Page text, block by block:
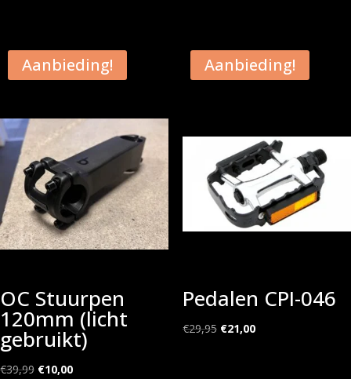
Aanbieding!
OC Stuurpen
120mm (licht
gebruikt)
€39,99 Oorspronkelijke
€10,00Huidige
Aanbieding!
Pedalen CPI-046
€29,95 Oorspronkelijke
€21,00Huidige